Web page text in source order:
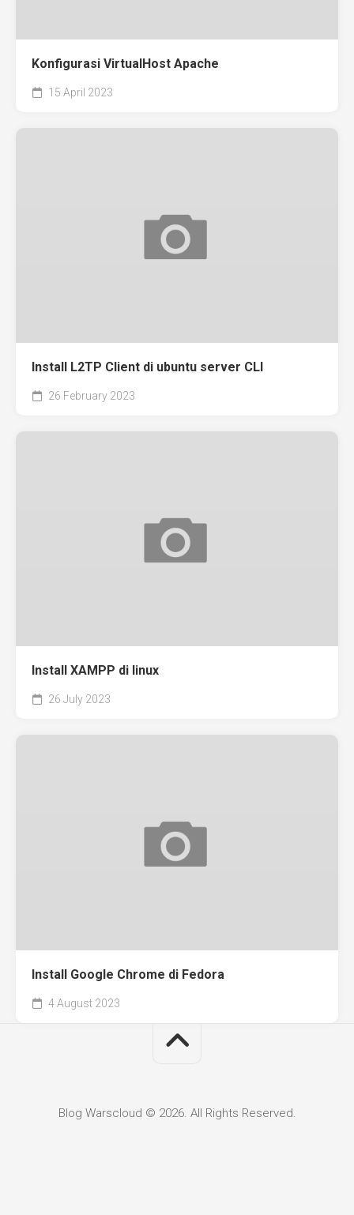
Konfigurasi VirtualHost Apache
15 April 2023
Install L2TP Client di ubuntu server CLI
26 February 2023
Install XAMPP di linux
26 July 2023
Install Google Chrome di Fedora
4 August 2023
Blog Warscloud © 2026. All Rights Reserved.